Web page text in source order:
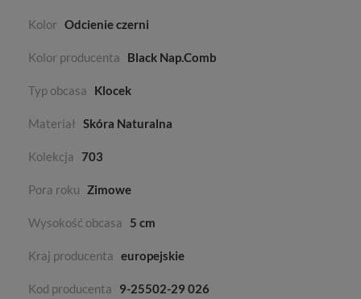
Kolor Odcienie czerni
Kolor producenta Black Nap.Comb
Typ obcasa Klocek
Materiał Skóra Naturalna
Kolekcja 703
Pora roku Zimowe
Wysokość obcasa 5 cm
Kraj producenta europejskie
Kod producenta 9-25502-29 026